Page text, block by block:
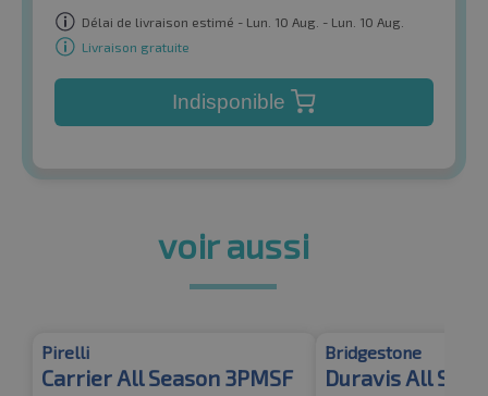
Délai de livraison estimé - Lun. 10 Aug. - Lun. 10 Aug.
Livraison gratuite
Indisponible
voir aussi
Pirelli
Carrier All Season 3PMSF
Bridgestone
Duravis All